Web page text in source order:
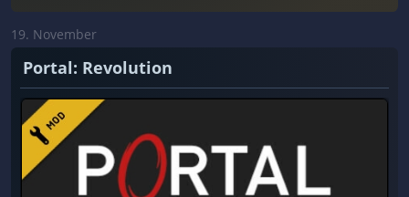
19. November
Portal: Revolution